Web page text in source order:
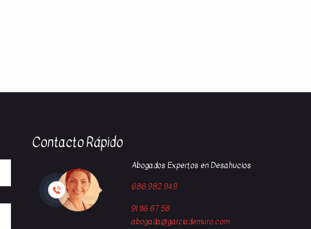
Contacto Rápido
Abogados Expertos en Desahucios
686 982 949
91 116 67 58
abogada@garciademuro.com